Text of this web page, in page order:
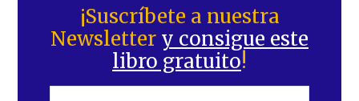
avistada
sobre
Finlandia
lateral
principal
¡Suscríbete a nuestra
Newsletter y consigue este
libro gratuito!